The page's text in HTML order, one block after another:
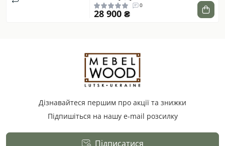
0
28 900 ₴
Дізнавайтеся першим про акції та знижки
Підпишіться на нашу e-mail розсилку
Підписатися